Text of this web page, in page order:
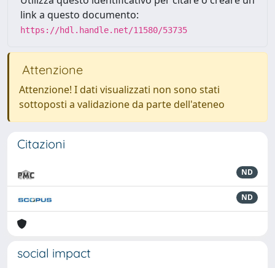
link a questo documento:
https://hdl.handle.net/11580/53735
Attenzione
Attenzione! I dati visualizzati non sono stati
sottoposti a validazione da parte dell'ateneo
Citazioni
ND
ND
social impact